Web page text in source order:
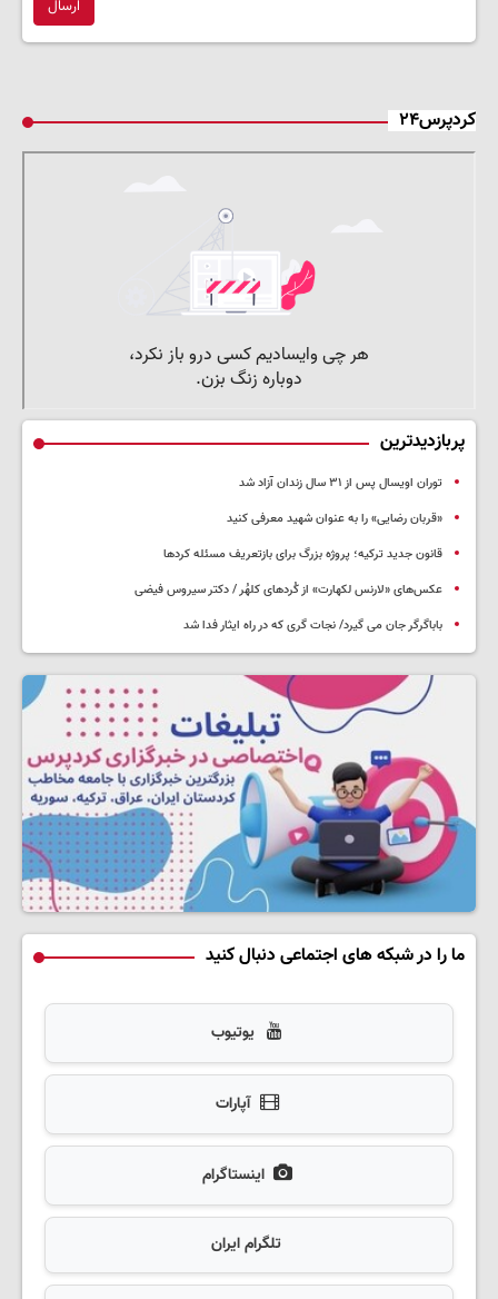
ارسال
کردپرس۲۴
پربازدیدترین
توران اویسال پس از ۳۱ سال زندان آزاد شد
«قربان رضایی» را به عنوان شهید معرفی کنید
قانون جدید ترکیه؛ پروژه بزرگ‌ برای بازتعریف مسئله کردها
عکس‌های «لارنس لکهارت» از کُردهای کلهُر / دکتر سیروس فیضی
باباگرگر جان می گیرد/ نجات گری که در راه ایثار فدا شد
ما را در شبکه های اجتماعی دنبال کنید
یوتیوب
آپارات
اینستاگرام
تلگرام ایران